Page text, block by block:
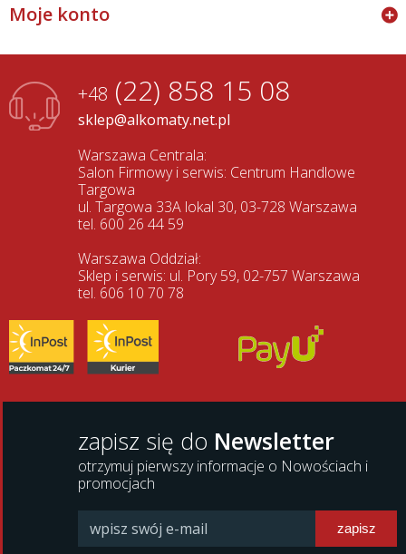
Moje konto
+48 (22) 858 15 08
sklep@alkomaty.net.pl
Warszawa Centrala:
Salon Firmowy i serwis: Centrum Handlowe
Targowa
ul. Targowa 33A lokal 30, 03-728 Warszawa
tel. 600 26 44 59
Warszawa Oddział:
Sklep i serwis: ul. Pory 59, 02-757 Warszawa
tel. 606 10 70 78
zapisz się do Newsletter
otrzymuj pierwszy informacje o Nowościach i
promocjach
zapisz